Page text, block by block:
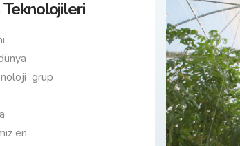
Teknolojileri
grup
en